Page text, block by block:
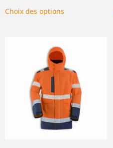
Choix des options